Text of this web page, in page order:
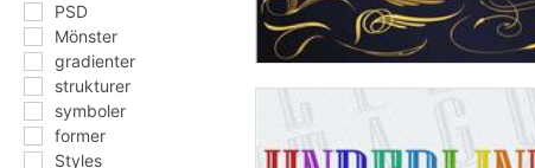
PSD
Mönster
gradienter
strukturer
symboler
former
Styles